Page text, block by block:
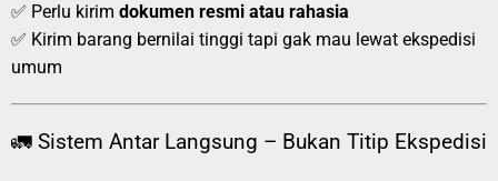
✅ Perlu kirim dokumen resmi atau rahasia
✅ Kirim barang bernilai tinggi tapi gak mau lewat ekspedisi
umum
🚛 Sistem Antar Langsung – Bukan Titip Ekspedisi